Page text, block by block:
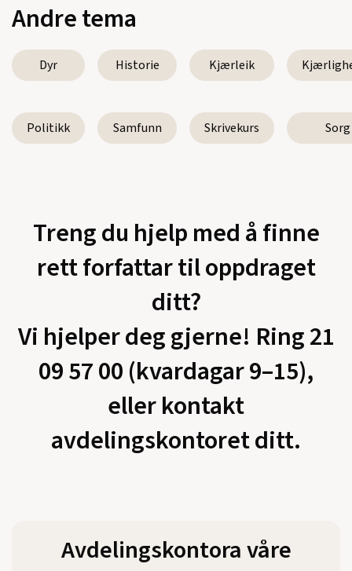
Andre tema
Dyr Historie Kjærleik
Politikk Samfunn Skrivekurs Sorg
Treng du hjelp med å finne
rett forfattar til oppdraget
ditt?
Vi hjelper deg gjerne! Ring 21
09 57 00 (kvardagar 9–15),
eller kontakt
avdelingskontoret ditt.
Avdelingskontora våre